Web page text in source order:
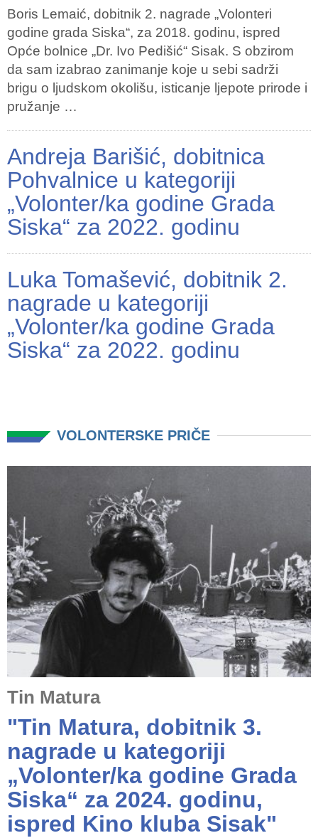
Boris Lemaić, dobitnik 2. nagrade „Volonteri
godine grada Siska“, za 2018. godinu, ispred
Opće bolnice „Dr. Ivo Pedišić“ Sisak. S obzirom
da sam izabrao zanimanje koje u sebi sadrži
brigu o ljudskom okolišu, isticanje ljepote prirode i
pružanje …
Andreja Barišić, dobitnica
Pohvalnice u kategoriji
„Volonter/ka godine Grada
Siska“ za 2022. godinu
Luka Tomašević, dobitnik 2.
nagrade u kategoriji
„Volonter/ka godine Grada
Siska“ za 2022. godinu
VOLONTERSKE PRIČE
Tin Matura
"Tin Matura, dobitnik 3.
nagrade u kategoriji
„Volonter/ka godine Grada
Siska“ za 2024. godinu,
ispred Kino kluba Sisak"